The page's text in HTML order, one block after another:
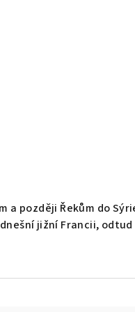
později Řekům do
jižní Francii,